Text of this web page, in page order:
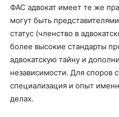
ФАС адвокат имеет те же
могут быть
статус (членство в
более высокие стандарты
адвокатскую тайну и
независимости. Для споров
специализация и опыт
делах.